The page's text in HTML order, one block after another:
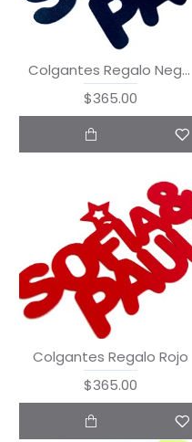
Colgantes Regalo Negro
$365.00
Colgantes Regalo Rojo
$365.00